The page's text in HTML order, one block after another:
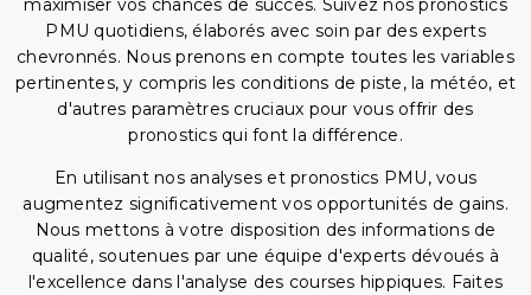
maximiser vos chances de succès. Suivez nos pronostics
PMU quotidiens, élaborés avec soin par des experts
chevronnés. Nous prenons en compte toutes les variables
pertinentes, y compris les conditions de piste, la météo, et
d'autres paramètres cruciaux pour vous offrir des
pronostics qui font la différence.
En utilisant nos analyses et pronostics PMU, vous
augmentez significativement vos opportunités de gains.
Nous mettons à votre disposition des informations de
qualité, soutenues par une équipe d'experts dévoués à
l'excellence dans l'analyse des courses hippiques. Faites